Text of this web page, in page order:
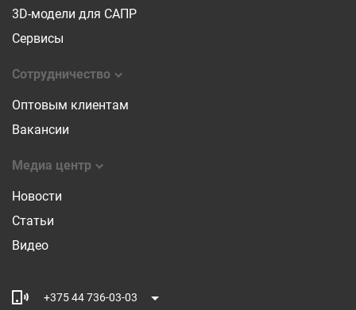
3D-модели для САПР
Сервисы
Сотрудничество
Оптовым клиентам
Вакансии
Медиа центр
Новости
Статьи
Видео
+375 44 736-03-03